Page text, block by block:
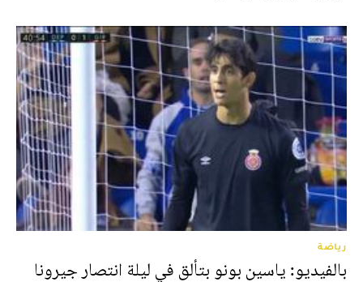
رياضة
بالفيديو: ياسين بونو بتألق في ليلة انتصار جيرونا